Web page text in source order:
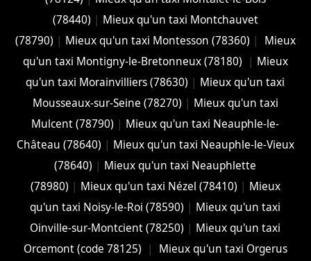
(78440) | Mieux qu'un taxi Montchauvet
(78790) | Mieux qu'un taxi Montesson (78360) |
Mieux
qu'un taxi Montigny-le-Bretonneux (78180)
| Mieux
qu'un taxi Morainvilliers (78630) | Mieux qu'un taxi
Mousseaux-sur-Seine (78270) | Mieux qu'un taxi
Mulcent (78790) | Mieux qu'un taxi Neauphle-le-
Château (78640) | Mieux qu'un taxi Neauphle-le-Vieux
(78640) | Mieux qu'un taxi Neauphlette
(78980) | Mieux qu'un taxi Nézel (78410) | Mieux
qu'un taxi Noisy-le-Roi (78590) | Mieux qu'un taxi
Oinville-sur-Montcient (78250) | Mieux qu'un taxi
Orcemont (code 78125)
|
Mieux qu'un taxi Orgerus